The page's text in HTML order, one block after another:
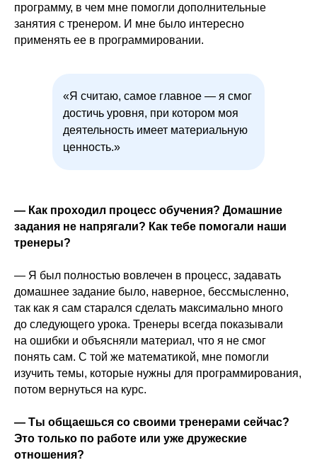
программу, в чем мне помогли дополнительные
занятия с тренером. И мне было интересно
применять ее в программировании.
«Я считаю, самое главное — я смог
достичь уровня, при котором моя
деятельность имеет материальную
ценность.»
— Как проходил процесс обучения? Домашние
задания не напрягали? Как тебе помогали наши
тренеры?
— Я был полностью вовлечен в процесс, задавать
домашнее задание было, наверное, бессмысленно,
так как я сам старался сделать максимально много
до следующего урока. Тренеры всегда показывали
на ошибки и объясняли материал, что я не смог
понять сам. С той же математикой, мне помогли
изучить темы, которые нужны для программирования,
потом вернуться на курс.
— Ты общаешься со своими тренерами сейчас?
Это только по работе или уже дружеские
отношения?